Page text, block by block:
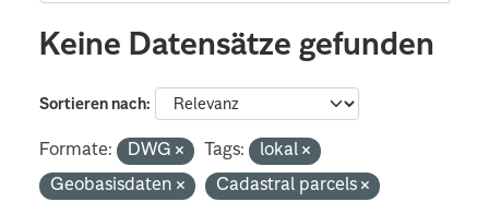
Keine Datensätze gefunden
Sortieren nach
Formate: DWG Tags:
lokal
Geobasisdaten
Cadastral parcels